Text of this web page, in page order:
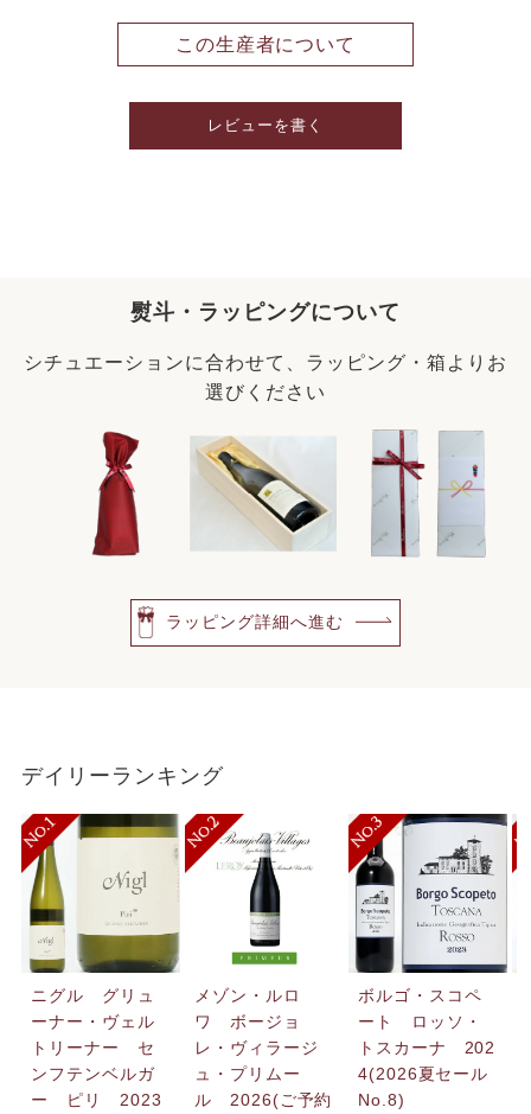
この生産者について
レビューを書く
熨斗・ラッピングについて
シチュエーションに合わせて、ラッピング・箱よりお
選びください
ラッピング詳細へ進む
デイリーランキング
ニグル グリュ
ーナー・ヴェル
トリーナー セ
ンフテンベルガ
ー ピリ 2023
メゾン・ルロ
ワ ボージョ
レ・ヴィラージ
ュ・プリムー
ル 2026(ご予約
ボルゴ・スコペ
ート ロッソ・
トスカーナ 202
4(2026夏セール
No.8)